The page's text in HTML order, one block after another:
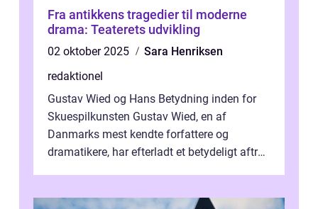
Fra antikkens tragedier til moderne
drama: Teaterets udvikling
02 oktober 2025
Sara Henriksen
redaktionel
Gustav Wied og Hans Betydning inden for
Skuespilkunsten Gustav Wied, en af
Danmarks mest kendte forfattere og
dramatikere, har efterladt et betydeligt aftryk